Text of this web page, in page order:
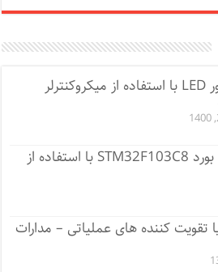
مدار دیمر پاور LED با استفاده از میکروکنترلر
پروگرم کردن بورد STM32F103C8 با استفاده از
تقویت کننده های عملیاتی – مدارات